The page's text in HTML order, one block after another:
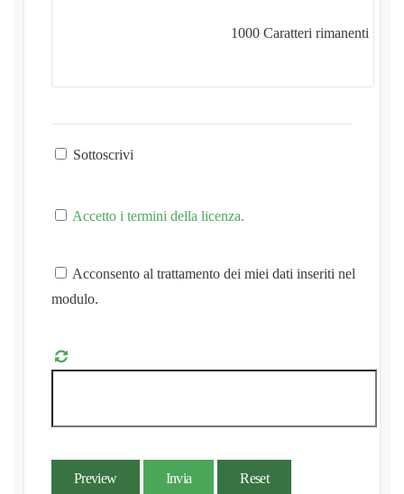
1000 Caratteri rimanenti
Sottoscrivi
Accetto i termini della licenza.
Acconsento al trattamento dei miei dati inseriti nel
modulo.
Preview Invia Reset